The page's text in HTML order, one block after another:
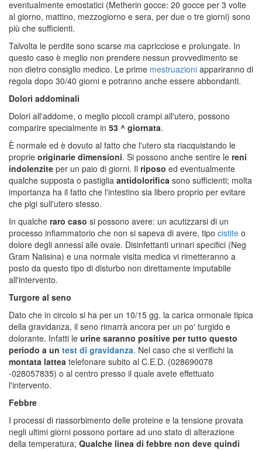
eventualmente emostatici (Metherin gocce: 20 gocce per 3 volte
al giorno, mattino, mezzogiorno e sera, per due o tre giorni) sono
più che sufficienti.
Talvolta le perdite sono scarse ma capricciose e prolungate. In
questo caso è meglio non prendere nessun provvedimento se
non dietro consiglio medico. Le prime mestruazioni appariranno di
regola dopo 30/40 giorni e potranno anche essere abbondanti.
Dolori addominali
Dolori all'addome, o meglio piccoli crampi all'utero, possono
comparire specialmente in 53 ^ giornata.
È normale ed è dovuto al fatto che l'utero sta riacquistando le
proprie originarie dimensioni. Si possono anche sentire le reni
indolenzite per un paio di giorni. Il riposo ed eventualmente
qualche supposta o pastiglia antidolorifica sono sufficienti; molta
importanza ha il fatto che l'intestino sia libero proprio per evitare
che pigi sull'utero stesso.
In qualche raro caso si possono avere: un acutizzarsi di un
processo infiammatorio che non si sapeva di avere, tipo cistite o
dolore degli annessi alle ovaie. Disinfettanti urinari specifici (Neg
Gram Naiisina) e una normale visita medica vi rimetteranno a
posto da questo tipo di disturbo non direttamente imputabile
all'intervento.
Turgore al seno
Dato che in circolo si ha per un 10/15 gg. la carica ormonale tipica
della gravidanza, il seno rimarrà ancora per un po' turgido e
dolorante. Infatti le urine saranno positive per tutto questo
periodo a un test di gravidanza. Nel caso che si verifichi la
montata lattea telefonare subito al C.E.D. (028690078
-028057835) o al centro presso il quale avete effettuato
l'intervento.
Febbre
I processi di riassorbimento delle proteine e la tensione provata
negli ultimi giorni possono portare ad uno stato di alterazione
della temperatura; Qualche linea di febbre non deve quindi